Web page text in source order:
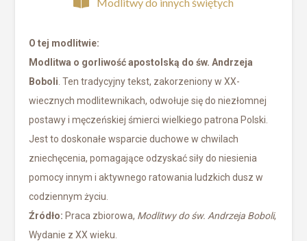
O tej modlitwie:
Modlitwa o gorliwość apostolską do św. Andrzeja
Boboli . Ten tradycyjny tekst, zakorzeniony w XX-
wiecznych modlitewnikach, odwołuje się do niezłomnej
postawy i męczeńskiej śmierci wielkiego patrona Polski.
Jest to doskonałe wsparcie duchowe w chwilach
zniechęcenia, pomagające odzyskać siły do niesienia
pomocy innym i aktywnego ratowania ludzkich dusz w
codziennym życiu.
Źródło: Praca zbiorowa, Modlitwy do św. Andrzeja Boboli,
Wydanie z XX wieku.